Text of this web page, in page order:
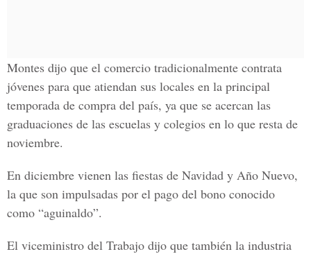
Montes dijo que el comercio tradicionalmente contrata
jóvenes para que atiendan sus locales en la principal
temporada de compra del país, ya que se acercan las
graduaciones de las escuelas y colegios en lo que resta de
noviembre.
En diciembre vienen las fiestas de Navidad y Año Nuevo,
la que son impulsadas por el pago del bono conocido
como “aguinaldo”.
El viceministro del Trabajo dijo que también la industria